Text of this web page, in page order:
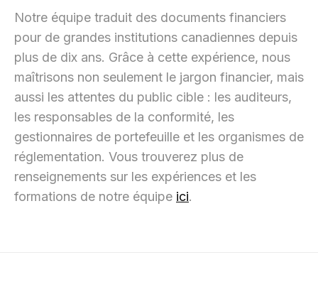
Notre équipe traduit des documents financiers
pour de grandes institutions canadiennes depuis
plus de dix ans. Grâce à cette expérience, nous
maîtrisons non seulement le jargon financier, mais
aussi les attentes du public cible : les auditeurs,
les responsables de la conformité, les
gestionnaires de portefeuille et les organismes de
réglementation. Vous trouverez plus de
renseignements sur les expériences et les
formations de notre équipe ici.